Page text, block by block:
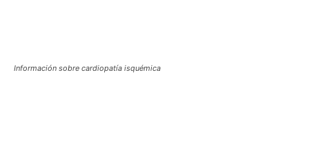
Información sobre cardiopatía isquémica